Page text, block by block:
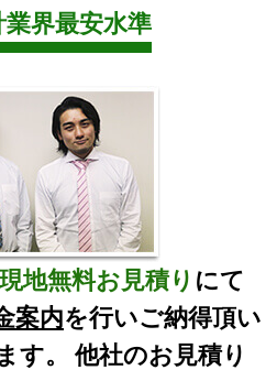
業界最安水準
現地無料お見積り にて
案内を行いご納得頂い
す。 他社のお見積り